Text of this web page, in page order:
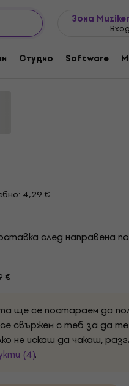
Зона Muziker
Вход
Студио Software
4,29 €
след направена
€
ще се постараем да
свържем с теб за да
не искаш да чакаш,
(4).